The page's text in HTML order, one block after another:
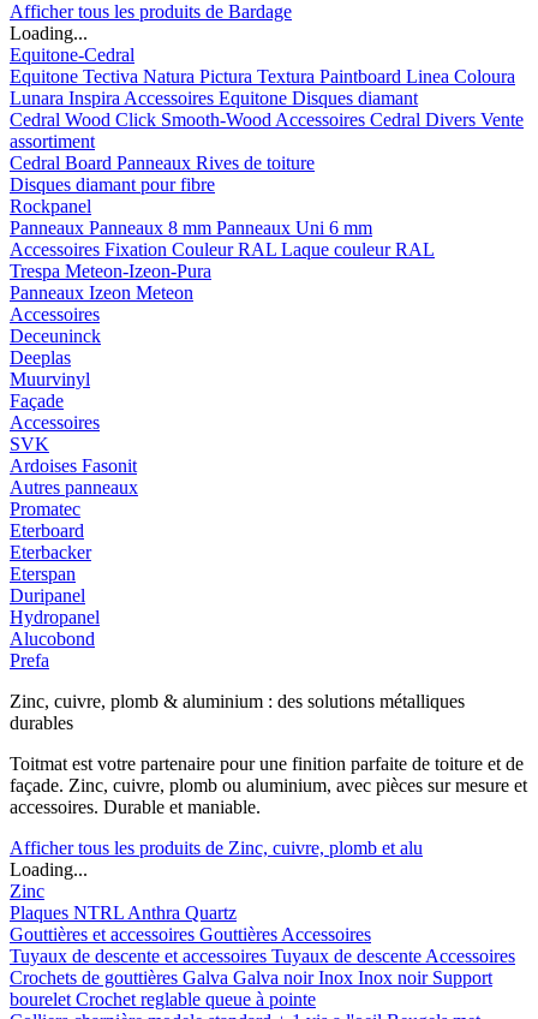
Afficher tous les produits de Bardage
Loading...
Equitone-Cedral
Equitone Tectiva Natura Pictura Textura Paintboard Linea Coloura
Lunara Inspira Accessoires Equitone Disques diamant
Cedral Wood Click Smooth-Wood Accessoires Cedral Divers Vente
assortiment
Cedral Board Panneaux Rives de toiture
Disques diamant pour fibre
Rockpanel
Panneaux Panneaux 8 mm Panneaux Uni 6 mm
Accessoires Fixation Couleur RAL Laque couleur RAL
Trespa Meteon-Izeon-Pura
Panneaux Izeon Meteon
Accessoires
Deceuninck
Deeplas
Muurvinyl
Façade
Accessoires
SVK
Ardoises Fasonit
Autres panneaux
Promatec
Eterboard
Eterbacker
Eterspan
Duripanel
Hydropanel
Alucobond
Prefa
Zinc, cuivre, plomb & aluminium : des solutions métalliques
durables
Toitmat est votre partenaire pour une finition parfaite de toiture et de
façade. Zinc, cuivre, plomb ou aluminium, avec pièces sur mesure et
accessoires. Durable et maniable.
Afficher tous les produits de Zinc, cuivre, plomb et alu
Loading...
Zinc
Plaques NTRL Anthra Quartz
Gouttières et accessoires Gouttières Accessoires
Tuyaux de descente et accessoires Tuyaux de descente Accessoires
Crochets de gouttières Galva Galva noirInox Inox noir Support
bourelet Crochet reglable queue à pointe